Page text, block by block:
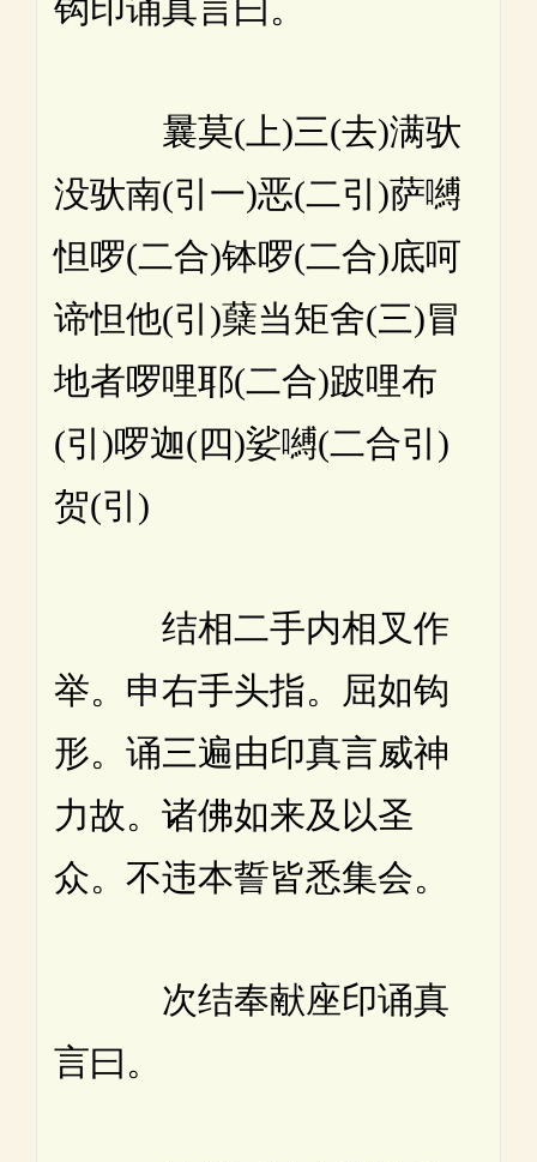
钩印诵真言曰。
曩莫(上)三(去)满驮
没驮南(引一)恶(二引)萨嚩
怛啰(二合)钵啰(二合)底呵
谛怛他(引)蘖当矩舍(三)冒
地者啰哩耶(二合)跛哩布
(引)啰迦(四)娑嚩(二合引)
贺(引)
结相二手内相叉作
举。申右手头指。屈如钩
形。诵三遍由印真言威神
力故。诸佛如来及以圣
众。不违本誓皆悉集会。
次结奉献座印诵真
言曰。